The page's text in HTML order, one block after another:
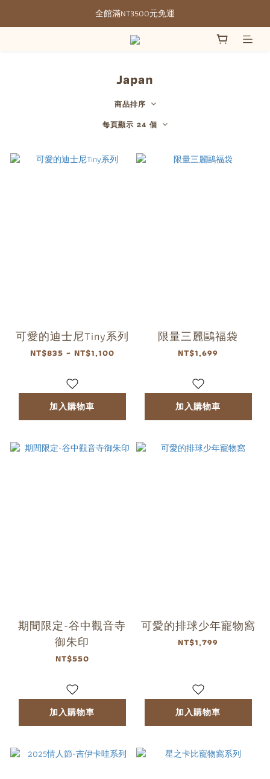
全館滿NT3500元免運
全館滿NT3500元免運
部分現貨＋預購20-30天不含假日
Japan
商品排序
每頁顯示 24 個
可愛的迪士尼Tiny系列
NT$835 ~ NT$1,100
加入購物車
限量三麗鷗福袋
NT$1,699
加入購物車
期間限定-谷中觀音寺
御朱印
NT$550
加入購物車
可愛的排球少年寵物窩
NT$1,799
加入購物車